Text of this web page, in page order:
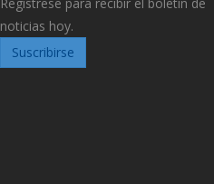
noticias hoy.
Suscribirse